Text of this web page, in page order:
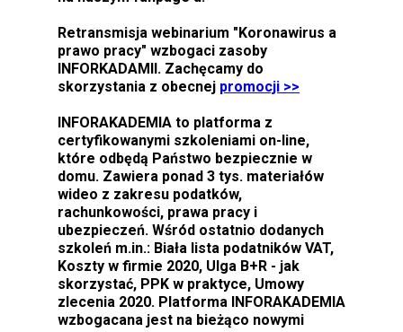
Retransmisja webinarium "Koronawirus a
prawo pracy" wzbogaci zasoby
INFORKADAMII. Zachęcamy do
skorzystania z obecnej promocji >>
INFORAKADEMIA to platforma z
certyfikowanymi szkoleniami on-line,
które odbędą Państwo bezpiecznie w
domu. Zawiera ponad 3 tys. materiałów
wideo z zakresu podatków,
rachunkowości, prawa pracy i
ubezpieczeń. Wśród ostatnio dodanych
szkoleń m.in.: Biała lista podatników VAT,
Koszty w firmie 2020, Ulga B+R - jak
skorzystać, PPK w praktyce, Umowy
zlecenia 2020. Platforma INFORAKADEMIA
wzbogacana jest na bieżąco nowymi